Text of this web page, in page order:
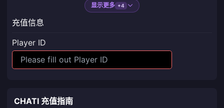
显示更多 +4
充值信息
Player ID
CHATI 充值指南